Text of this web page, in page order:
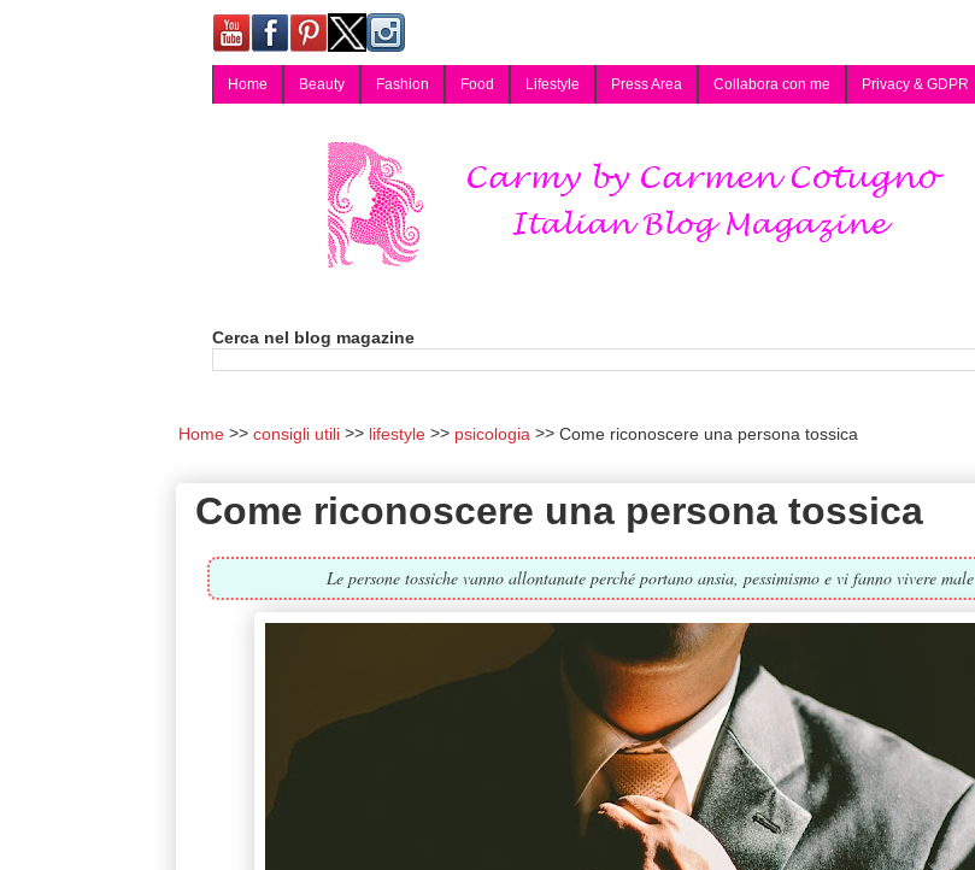
Home Beauty Fashion Food Lifestyle Press Area Collabora con me Privacy & GDPR
Cerca nel blog magazine
Home consigli utili lifestyle psicologia Come riconoscere una persona tossica
Come riconoscere una persona tossica
Le persone tossiche vanno allontanate perché portano ansia, pessimismo e vi fanno vivere male